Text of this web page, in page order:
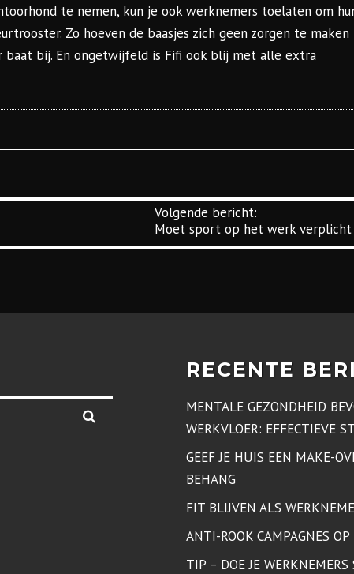
te nemen, kun je ook werknemers toelaten om
Zo hoeven de baasjes zich geen zorgen te maken
baat bij. En ongetwijfeld is Fifi ook blij met alle extra
Volgende bericht:
Moet sport op het werk verplicht
worden?
RECENTE
MENTALE GEZONDHEID
WERKVLOER: EFFECTIEVE
GEEF JE HUIS EEN MAKE-
BEHANG
FIT BLIJVEN ALS
ANTI-ROOK CAMPAGNES
TIP – DOE JE WERKNEMERS